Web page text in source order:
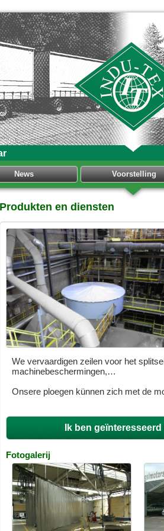
News Voorstelling
Produkten en diensten
We vervaardigen zeilen voor het
machinebeschermingen,…
Onsere ploegen künnen zich met de
Ik ben
Fotogalerij